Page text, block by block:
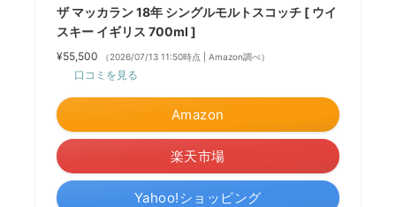
ザ マッカラン 18年 シングルモルトスコッチ [ ウイ
スキー イギリス 700ml ]
¥55,500 （2026/07/13 11:50時点 | Amazon調べ）
口コミを見る
Amazon
楽天市場
Yahoo!ショッピング